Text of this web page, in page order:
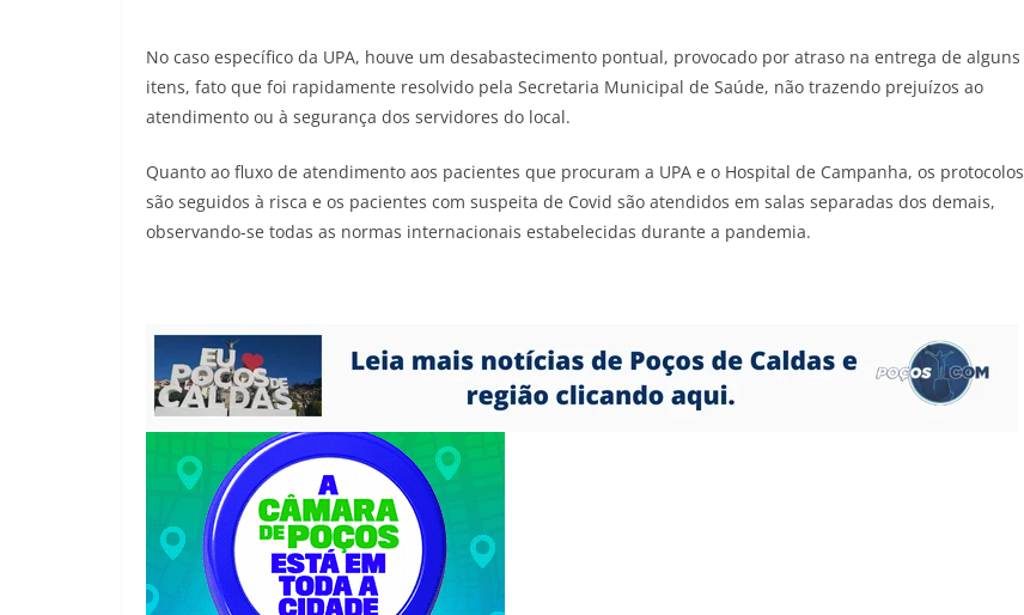
No caso específico da UPA, houve um desabastecimento pontual, provocado por atraso na entrega de alguns
itens, fato que foi rapidamente resolvido pela Secretaria Municipal de Saúde, não trazendo prejuízos ao
atendimento ou à segurança dos servidores do local.
Quanto ao fluxo de atendimento aos pacientes que procuram a UPA e o Hospital de Campanha, os protocolos
são seguidos à risca e os pacientes com suspeita de Covid são atendidos em salas separadas dos demais,
observando-se todas as normas internacionais estabelecidas durante a pandemia.